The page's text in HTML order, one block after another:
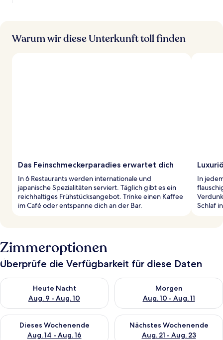
Warum wir diese Unterkunft toll finden
Das Feinschmeckerparadies erwartet dich
In 6 Restaurants werden internationale und
japanische Spezialitäten serviert. Täglich gibt es ein
reichhaltiges Frühstücksangebot. Trinke einen Kaffee
im Café oder entspanne dich an der Bar.
In
Schlaf
Zimmeroptionen
Überprüfe die Verfügbarkeit für diese Daten
Heute Nacht
Aug. 9 - Aug. 10
Überprüfe die Verfügbarkeit für heute Nacht, Aug. 9 - Aug.
Morgen
Aug. 10 - Aug. 11
Überprüfe die Verfügbarkeit
Dieses Wochenende
Aug. 14 - Aug. 16
Überprüfe die Verfügbarkeit für dieses Wochenende, Aug. 14
Nächstes Wochenende
Aug. 21 - Aug. 23
Überprüfe die Verfügbarkeit